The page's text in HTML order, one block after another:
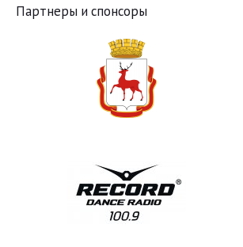
Партнеры и спонсоры